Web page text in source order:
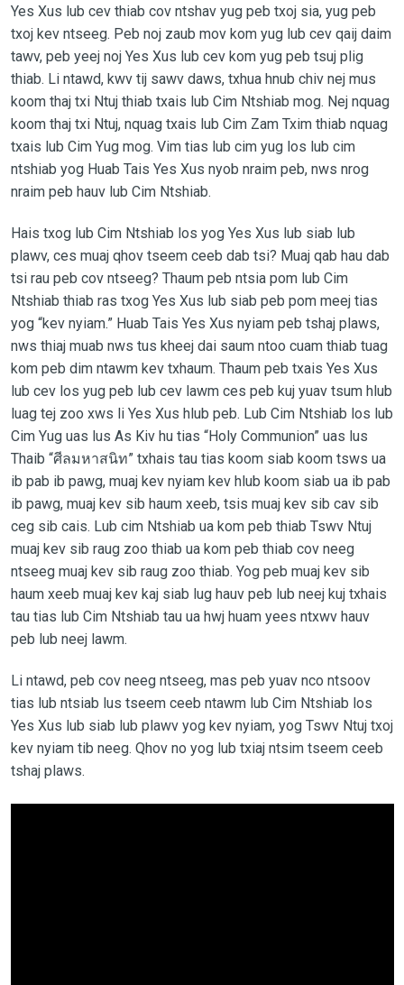
Yes Xus lub cev thiab cov ntshav yug peb txoj sia, yug peb
txoj kev ntseeg. Peb noj zaub mov kom yug lub cev qaij daim
tawv, peb yeej noj Yes Xus lub cev kom yug peb tsuj plig
thiab. Li ntawd, kwv tij sawv daws, txhua hnub chiv nej mus
koom thaj txi Ntuj thiab txais lub Cim Ntshiab mog. Nej nquag
koom thaj txi Ntuj, nquag txais lub Cim Zam Txim thiab nquag
txais lub Cim Yug mog. Vim tias lub cim yug los lub cim
ntshiab yog Huab Tais Yes Xus nyob nraim peb, nws nrog
nraim peb hauv lub Cim Ntshiab.
Hais txog lub Cim Ntshiab los yog Yes Xus lub siab lub
plawv, ces muaj qhov tseem ceeb dab tsi? Muaj qab hau dab
tsi rau peb cov ntseeg? Thaum peb ntsia pom lub Cim
Ntshiab thiab ras txog Yes Xus lub siab peb pom meej tias
yog “kev nyiam.” Huab Tais Yes Xus nyiam peb tshaj plaws,
nws thiaj muab nws tus kheej dai saum ntoo cuam thiab tuag
kom peb dim ntawm kev txhaum. Thaum peb txais Yes Xus
lub cev los yug peb lub cev lawm ces peb kuj yuav tsum hlub
luag tej zoo xws li Yes Xus hlub peb. Lub Cim Ntshiab los lub
Cim Yug uas lus As Kiv hu tias “Holy Communion” uas lus
Thaib “ศีลมหาสนิท” txhais tau tias koom siab koom tsws ua
ib pab ib pawg, muaj kev nyiam kev hlub koom siab ua ib pab
ib pawg, muaj kev sib haum xeeb, tsis muaj kev sib cav sib
ceg sib cais. Lub cim Ntshiab ua kom peb thiab Tswv Ntuj
muaj kev sib raug zoo thiab ua kom peb thiab cov neeg
ntseeg muaj kev sib raug zoo thiab. Yog peb muaj kev sib
haum xeeb muaj kev kaj siab lug hauv peb lub neej kuj txhais
tau tias lub Cim Ntshiab tau ua hwj huam yees ntxwv hauv
peb lub neej lawm.
Li ntawd, peb cov neeg ntseeg, mas peb yuav nco ntsoov
tias lub ntsiab lus tseem ceeb ntawm lub Cim Ntshiab los
Yes Xus lub siab lub plawv yog kev nyiam, yog Tswv Ntuj txoj
kev nyiam tib neeg. Qhov no yog lub txiaj ntsim tseem ceeb
tshaj plaws.